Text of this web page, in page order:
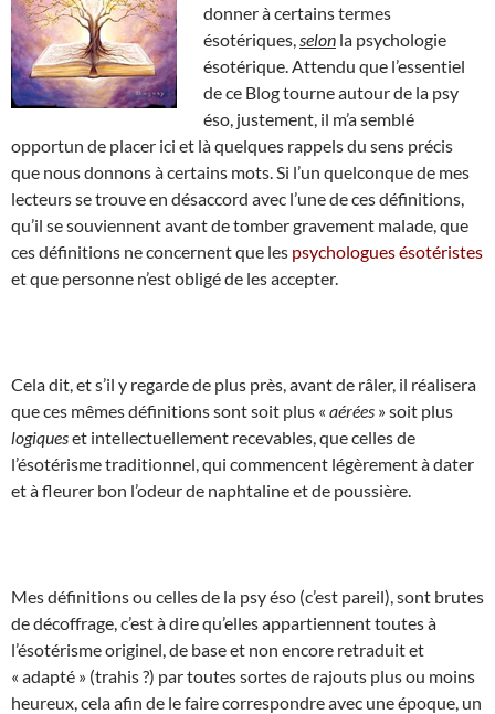
donner à certains termes
ésotériques, selon la psychologie
ésotérique. Attendu que l’essentiel
de ce Blog tourne autour de la psy
éso, justement, il m’a semblé
opportun de placer ici et là quelques rappels du sens précis
que nous donnons à certains mots. Si l’un quelconque de mes
lecteurs se trouve en désaccord avec l’une de ces définitions,
qu’il se souviennent avant de tomber gravement malade, que
ces définitions ne concernent que les psychologues ésotéristes
et que personne n’est obligé de les accepter.
Cela dit, et s’il y regarde de plus près, avant de râler, il réalisera
que ces mêmes définitions sont soit plus « aérées » soit plus
logiqueset intellectuellement recevables, que celles de
l’ésotérisme traditionnel, qui commencent légèrement à dater
et à fleurer bon l’odeur de naphtaline et de poussière.
Mes définitions ou celles de la psy éso (c’est pareil), sont brutes
de décoffrage, c’est à dire qu’elles appartiennent toutes à
l’ésotérisme originel, de base et non encore retraduit et
« adapté » (trahis ?) par toutes sortes de rajouts plus ou moins
heureux, cela afin de le faire correspondre avec une époque, un